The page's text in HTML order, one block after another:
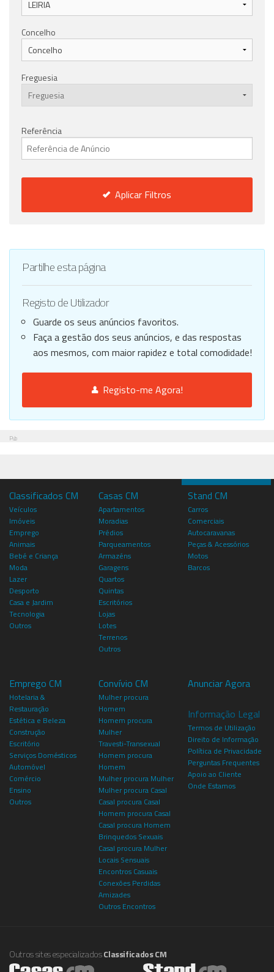
Concelho
Freguesia
Referência
Aplicar Filtros
Partilhe esta página
Registo de Utilizador
Guarde os seus anúncios favoritos.
Faça a gestão dos seus anúncios, e das respostas
aos mesmos, com maior rapidez e total comodidade!
Registo-me Agora!
Pub
Classificados CM
Veículos
Imóveis
Emprego
Animais
Bebé e Criança
Moda
Lazer
Desporto
Casa e Jardim
Tecnologia
Outros
Casas CM
Apartamentos
Moradias
Prédios
Parqueamentos
Armazéns
Garagens
Quartos
Quintas
Escritórios
Lojas
Lotes
Terrenos
Outros
Stand CM
Carros
Comerciais
Autocaravanas
Peças & Acessórios
Motos
Barcos
Emprego CM
Hotelaria &
Restauração
Estética e Beleza
Construção
Escritório
Serviços Domésticos
Automóvel
Comércio
Ensino
Outros
Convívio CM
Mulher procura
Homem
Homem procura
Mulher
Travesti-Transexual
Homem procura
Homem
Mulher procura Mulher
Mulher procura Casal
Casal procura Casal
Homem procura Casal
Casal procura Homem
Brinquedos Sexuais
Casal procura Mulher
Locais Sensuais
Encontros Casuais
Conexões Perdidas
Amizades
Outros Encontros
Anunciar Agora
Informação Legal
Termos de Utilização
Direito de Informação
Política de Privacidade
Perguntas Frequentes
Apoio ao Cliente
Onde Estamos
Outros sites especializadosClassificados CM